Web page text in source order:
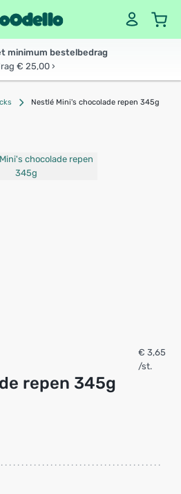
minimum bestelbedrag
€ 25,00 ›
Nestlé Mini's chocolade repen 345g
repen 345g
€ 3,65
/st.